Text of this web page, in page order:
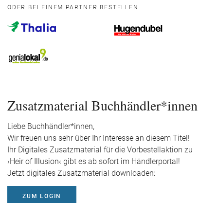
ODER BEI EINEM PARTNER BESTELLEN
Zusatzmaterial Buchhändler*innen
Liebe Buchhändler*innen,
Wir freuen uns sehr über Ihr Interesse an diesem Titel!
Ihr Digitales Zusatzmaterial für die Vorbestellaktion zu
›Heir of Illusion‹ gibt es ab sofort im Händlerportal!
Jetzt digitales Zusatzmaterial downloaden:
ZUM LOGIN